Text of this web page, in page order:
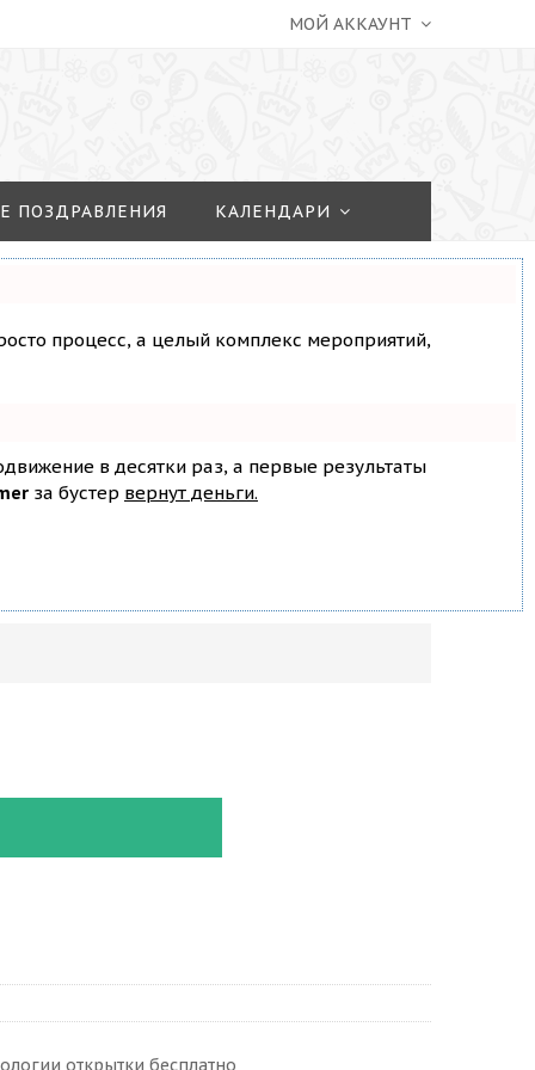
МОЙ АККАУНТ
ПОЗДРАВЛЕНИЯ КАЛЕНДАРИ
процесс, а целый комплекс мероприятий,
в десятки раз, а первые результаты
за бустер вернут деньги.
открытки бесплатно